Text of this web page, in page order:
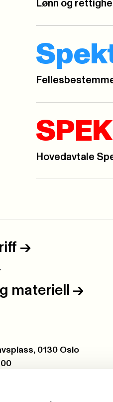
Lønn og
Hovedavtale
->
materiell ->
0130 Oslo